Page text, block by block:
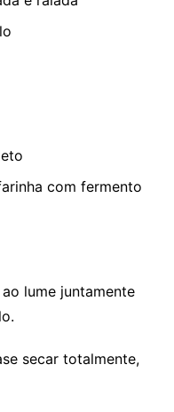
com fermento
lume juntamente
secar totalmente,